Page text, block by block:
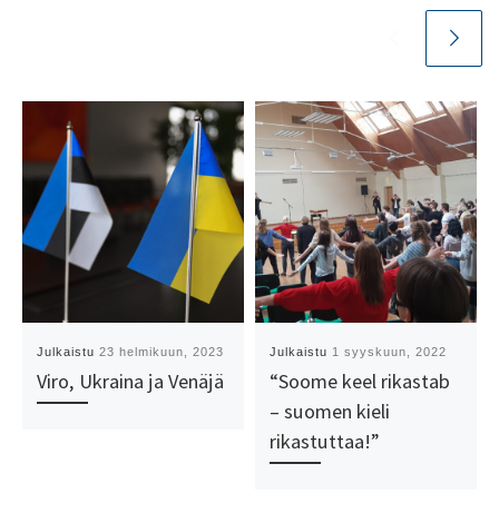
Julkaistu23 helmikuun, 2023
Viro, Ukraina ja Venäjä
Julkaistu 1 syyskuun, 2022
“Soome keel rikastab
– suomen kieli
rikastuttaa!”